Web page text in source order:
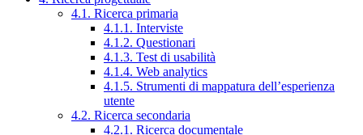
4.1. Ricerca primaria
4.1.1. Interviste
4.1.2. Questionari
4.1.3. Test di usabilità
4.1.4. Web analytics
4.1.5. Strumenti di mappatura dell’esperienza
utente
4.2. Ricerca secondaria
4.2.1. Ricerca documentale